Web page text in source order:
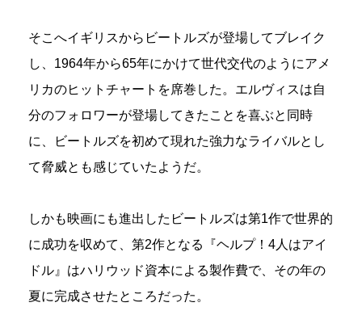
そこへイギリスからビートルズが登場してブレイク
し、1964年から65年にかけて世代交代のようにアメ
リカのヒットチャートを席巻した。エルヴィスは自
分のフォロワーが登場してきたことを喜ぶと同時
に、ビートルズを初めて現れた強力なライバルとし
て脅威とも感じていたようだ。
しかも映画にも進出したビートルズは第1作で世界的
に成功を収めて、第2作となる『ヘルプ！4人はアイ
ドル』はハリウッド資本による製作費で、その年の
夏に完成させたところだった。